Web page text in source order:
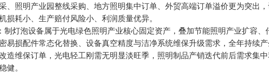
、照明产业园整线采购、地方照明集中订单、外贸高端订单溢价更为突出
损耗小、生产赔付风险小、利润质量优异。
：制灯泡设备属于光电绿色照明产业核心固定资产，叠加节能照明产业扩容
易损配件常态化替换、设备真空精度与洁净系统维保升级需求，全年持续
造维保订单，光电轻工刚需无明显淡旺季，照明制品产销迭代前后需求集中
健。